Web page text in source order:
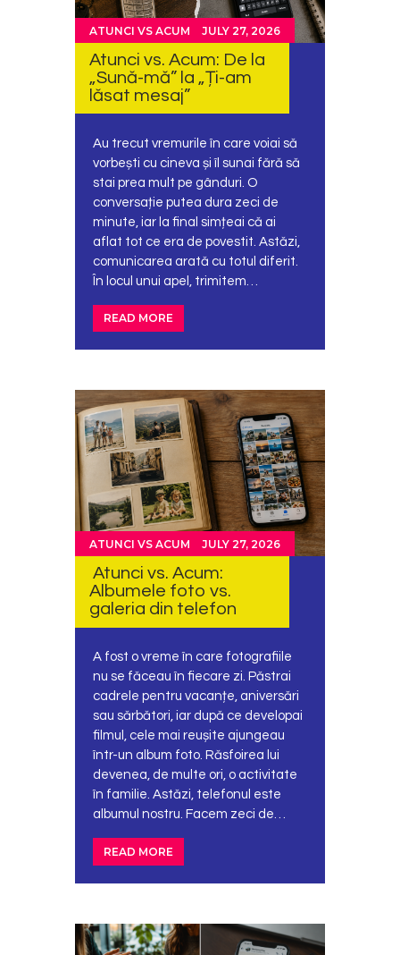
ATUNCI VS ACUM JULY 27, 2026
Atunci vs. Acum: De la
„Sună-mă” la „Ți-am
lăsat mesaj”
Au trecut vremurile în care voiai să
vorbești cu cineva și îl sunai fără să
stai prea mult pe gânduri. O
conversație putea dura zeci de
minute, iar la final simțeai că ai
aflat tot ce era de povestit. Astăzi,
comunicarea arată cu totul diferit.
În locul unui apel, trimitem…
READ MORE
ATUNCI VS ACUM JULY 27, 2026
Atunci vs. Acum:
Albumele foto vs.
galeria din telefon
A fost o vreme în care fotografiile
nu se făceau în fiecare zi. Păstrai
cadrele pentru vacanțe, aniversări
sau sărbători, iar după ce developai
filmul, cele mai reușite ajungeau
într-un album foto. Răsfoirea lui
devenea, de multe ori, o activitate
în familie. Astăzi, telefonul este
albumul nostru. Facem zeci de…
READ MORE